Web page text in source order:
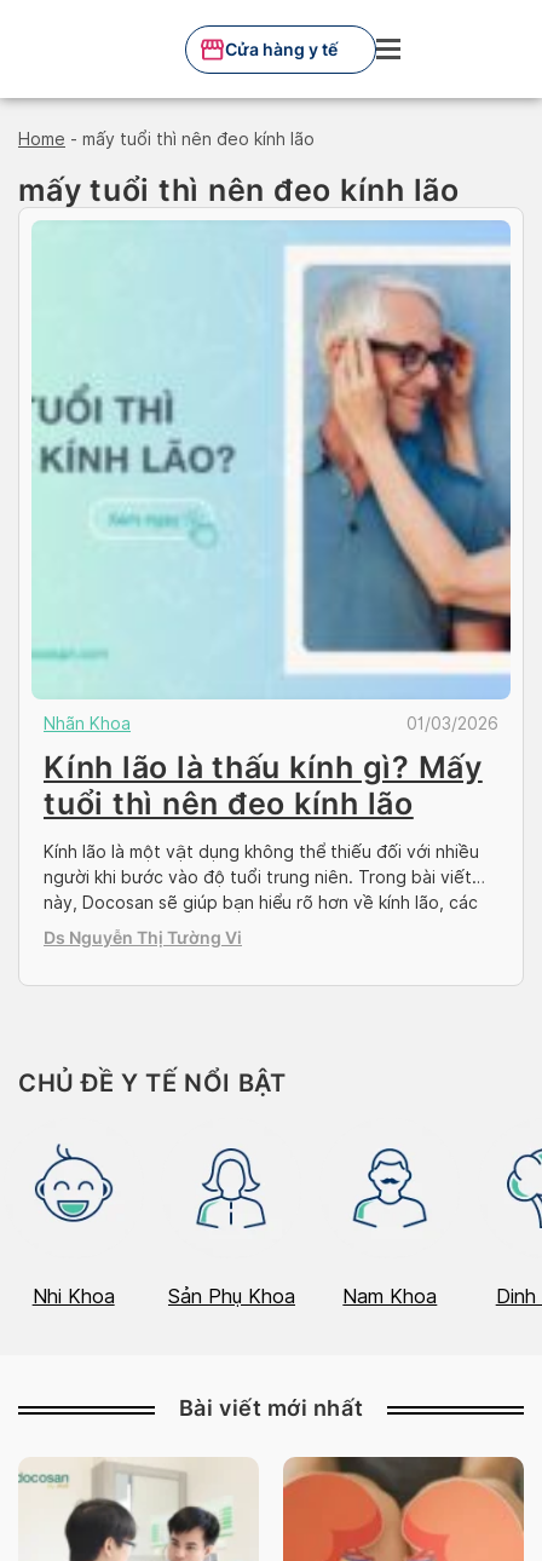
Cửa hàng y tế
Home - mấy tuổi thì nên đeo kính lão
mấy tuổi thì nên đeo kính lão
Nhãn Khoa 01/03/2026
Kính lão là thấu kính gì? Mấy
tuổi thì nên đeo kính lão
Kính lão là một vật dụng không thể thiếu đối với nhiều
người khi bước vào độ tuổi trung niên. Trong bài viết
này, Docosan sẽ giúp bạn hiểu rõ hơn về kính lão, các
loại kính phổ biến và độ tuổi thích hợp để bắt đầu sử
dụng kính lão một cách hiệu quả. […]
Ds Nguyễn Thị Tường Vi
CHỦ ĐỀ Y TẾ NỔI BẬT
Nhi Khoa Sản Phụ Khoa Nam Khoa Dinh
Bài viết mới nhất